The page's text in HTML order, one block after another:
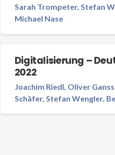
Sarah Trompeter, Stefan
Michael Nase
Digitalisierung –
2022
Joachim Riedl, Oliver
Schäfer, Stefan Wengler,